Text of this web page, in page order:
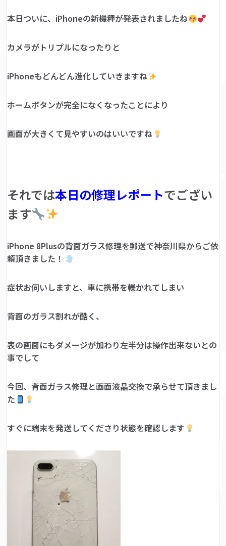
本日ついに、iPhoneの新機種が発表されましたね
カメラがトリプルになったりと
iPhoneもどんどん進化していきますね
ホームボタンが完全になくなったことにより
画面が大きくて見やすいのはいいですね
それでは本日の修理レポートでござい
ます
iPhone 8Plusの背面ガラス修理を郵送で神奈川県からご依
頼頂きました！
症状お伺いしますと、車に携帯を轢かれてしまい
背面のガラス割れが酷く、
表の画面にもダメージが加わり左半分は操作出来ないとの
事でして
今回、背面ガラス修理と画面液晶交換で承らせて頂きまし
た
すぐに端末を発送してくださり状態を確認します